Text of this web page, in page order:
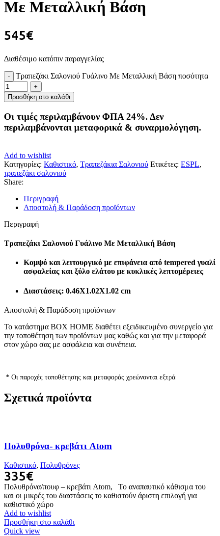
Με Μεταλλική Βάση
545€
Διαθέσιμο κατόπιν παραγγελίας
Τραπεζάκι Σαλονιού Γυάλινο Με Μεταλλική Βάση ποσότητα
Προσθήκη στο καλάθι
Οι τιμές περιλαμβάνουν ΦΠΑ 24%. Δεν
περιλαμβάνονται μεταφορικά & συναρμολόγηση.
Add to wishlist
Κατηγορίες: Καθιστικό, Τραπεζάκια Σαλονιού Ετικέτες: ESPL,
τραπεζάκι σαλονιού
Share:
Περιγραφή
Αποστολή & Παράδοση προϊόντων
Περιγραφή
Τραπεζάκι Σαλονιού Γυάλινο Με Μεταλλική Βάση
Κομψό και λειτουργικό με επιφάνεια από tempered γυαλί
ασφαλείας και ξύλο ελάτου με κυκλικές λεπτομέρειες
Διαστάσεις: 0.46Χ1.02Χ1.02 cm
Αποστολή & Παράδοση προϊόντων
Το κατάστημα BOX HOME διαθέτει εξειδικευμένο συνεργείο για
την τοποθέτηση των προϊόντων μας καθώς και για την μεταφορά
στον χώρο σας με ασφάλεια και συνέπεια.
* Οι παροχές τοποθέτησης και μεταφοράς χρεώνονται εξτρά
Σχετικά προϊόντα
Πολυθρόνα- κρεβάτι Atom
Καθιστικό, Πολυθρόνες
335€
Πολυθρόνα/πουφ – κρεβάτι Atom, Το αναπαυτικό κάθισμα του
και οι μικρές του διαστάσεις το καθιστούν άριστη επιλογή για
καθιστικό χώρο
Add to wishlist
Προσθήκη στο καλάθι
Quick view